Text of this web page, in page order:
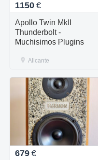
1150 €
Apollo Twin MkII
Thunderbolt -
Muchisimos Plugins
Alicante
679 €